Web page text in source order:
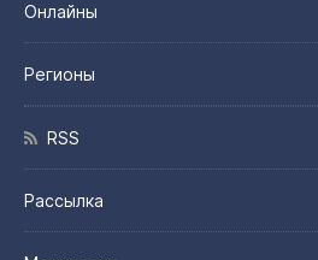
Онлайны
Регионы
RSS
Рассылка